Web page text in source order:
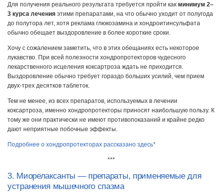
Для получения реального результата требуется пройти как минимум 2–
3 курса лечения этими препаратами, на что обычно уходит от полугода
до полутора лет, хотя реклама глюкозамина и хондроитинсульфата
обычно обещает выздоровление в более короткие сроки.
Хочу с сожалением заметить, что в этих обещаниях есть некоторое
лукавство. При всей полезности хондропротекторов чудесного
лекарственного исцеления коксартроза ждать не приходится.
Выздоровление обычно требует гораздо больших усилий, чем прием
двух-трех десятков таблеток.
Тем не менее, из всех препаратов, используемых в лечении
коксартроза, именно хондропротекторы приносят наибольшую пользу. К
тому же они практически не имеют противопоказаний и крайне редко
дают неприятные побочные эффекты.
Подробнее о хондропротекторах рассказано здесь*
***
3. Миорелаксанты — препараты, применяемые для
устранения мышечного спазма